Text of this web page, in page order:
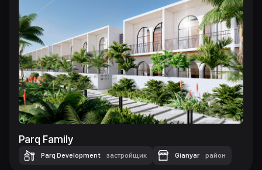
Parq Family
Parq Development застройщик Gianyar район